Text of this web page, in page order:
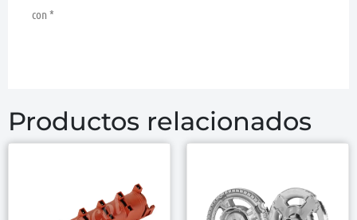
con *
Productos relacionados